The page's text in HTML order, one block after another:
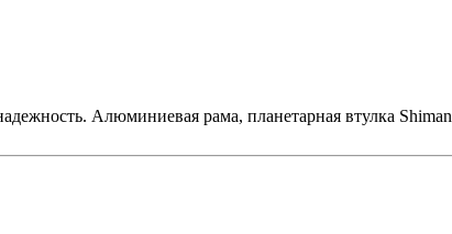
Алюминиевая рама, планетарная втулка